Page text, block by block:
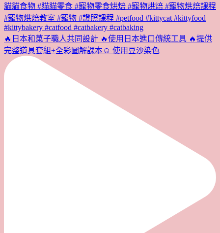
🔥日本和菓子職人共同設計 🔥使用日本進口傳統工具 🔥提供
完整道具套組+全彩圖解課本☺️ 使用豆沙染色